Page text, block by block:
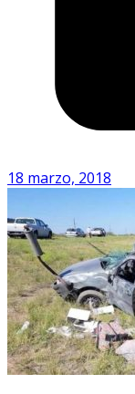
18 marzo, 2018